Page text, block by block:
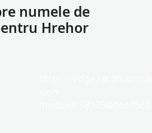
numele de
Hrehor